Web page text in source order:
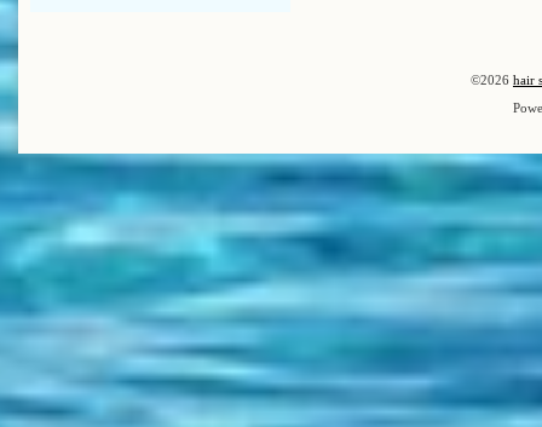
©2026 hair